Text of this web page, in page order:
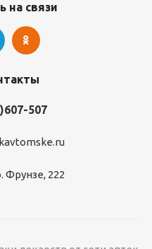
на связи
507
Фрунзе, 222